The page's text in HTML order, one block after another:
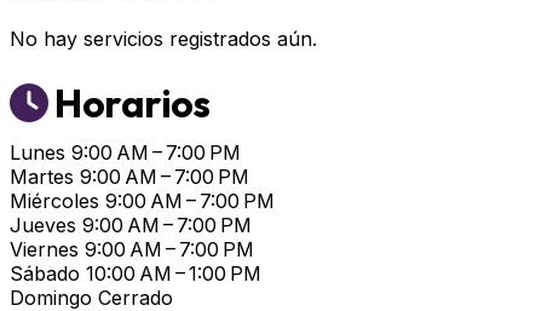
No hay servicios registrados aún.
Horarios
Lunes 9:00 AM – 7:00 PM
Martes 9:00 AM – 7:00 PM
Miércoles 9:00 AM – 7:00 PM
Jueves 9:00 AM – 7:00 PM
Viernes 9:00 AM – 7:00 PM
Sábado 10:00 AM – 1:00 PM
Domingo Cerrado